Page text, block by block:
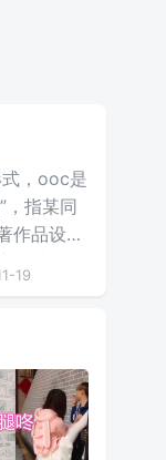
，ooc是
，指某同
作品设定
基础，使
就是与人
与原型
啦。
19